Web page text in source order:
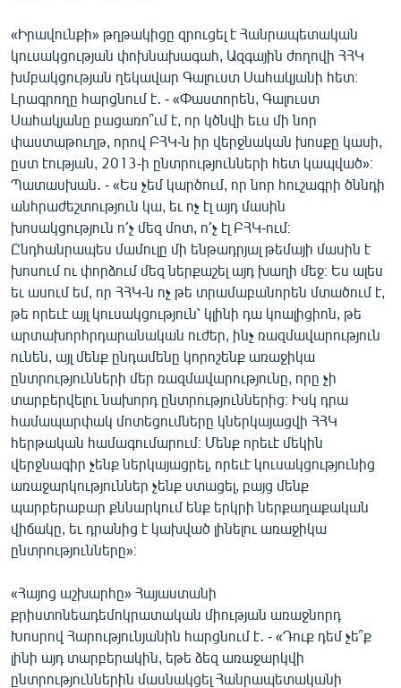
English
Русский
ՀԵՏԵՎԵՔ ՄԵԶ
«Ազատության» բոլոր կայքերը
«Իրավունքի» թղթակիցը զրուցել է Հանրապետական
կուսակցության փոխնախագահ, Ազգային ժողովի ՀՀԿ
խմբակցության ղեկավար Գալուստ Սահակյանի հետ։
Լրագրողը հարցնում է․ - «Փաստորեն, Գալուստ
Սահակյանը բացառո՞ւմ է, որ կծնվի եւս մի նոր
փաստաթուղթ, որով ԲՀԿ-ն իր վերջնական խոսքը կասի,
ըստ էության, 2013-ի ընտրությունների հետ կապված»։
Պատասխան․ - «Ես չեմ կարծում, որ նոր հուշագրի ծննդի
անհրաժեշտություն կա, եւ ոչ էլ այդ մասին
խոսակցություն ո՛չ մեզ մոտ, ո՛չ էլ ԲՀԿ-ում։
Ընդհանրապես մամուլը մի ենթադրյալ թեմայի մասին է
խոսում ու փորձում մեզ ներքաշել այդ խաղի մեջ։ Ես ալես
եւ ասում եմ, որ ՀՀԿ-ն ոչ թե տրամաբանորեն մտածում է,
թե որեւէ այլ կուսակցություն՝ կլինի դա կոալիցիոն, թե
արտախորհրդարանական ուժեր, ինչ ռազմավարություն
ունեն, այլ մենք ընդամենը կորոշենք առաջիկա
ընտրությունների մեր ռազմավարությունը, որը չի
տարբերվելու նախորդ ընտրություններից։ Իսկ դրա
համապարփակ մոտեցումները կներկայացվի ՀՀԿ
հերթական համագումարում։ Մենք որեւէ մեկին
վերջնագիր չենք ներկայացրել, որեւէ կուսակցությունից
առաջարկություններ չենք ստացել, բայց մենք
պարբերաբար քննարկում ենք երկրի ներքաղաքական
վիճակը, եւ դրանից է կախված լինելու առաջիկա
ընտրությունները»։
«Հայոց աշխարհը» Հայաստանի
քրիստոնեադեմոկրատական միության առաջնորդ
Խոսրով Հարությունյանին հարցնում է․ - «Դուք դեմ չե՞ք
լինի այդ տարբերակին, եթե ձեզ առաջարկվի
ընտրություններին մասնակցել Հանրապետականի